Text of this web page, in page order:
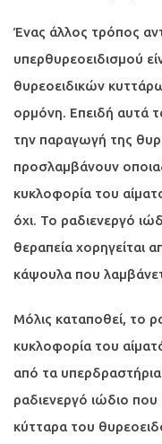
Ένας άλλος τρόπος
υπερθυρεοειδισμού
θυρεοειδικών
ορμόνη. Επειδή αυτά
την παραγωγή της
προσλαμβάνουν
κυκλοφορία του
όχι. Το ραδιενεργό
θεραπεία χορηγείται
κάψουλα που
Μόλις καταποθεί, το
κυκλοφορία του
από τα
ραδιενεργό ιώδιο
κύτταρα του